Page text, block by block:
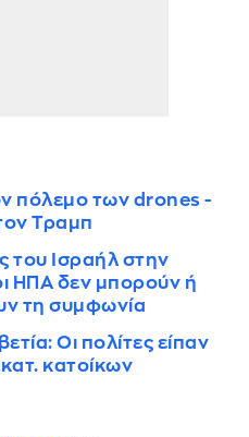
πόλεμο των drones -
Τραμπ
του Ισραήλ στην
ΗΠΑ δεν μπορούν ή
τη συμφωνία
Oι πολίτες είπαν
κατοίκων